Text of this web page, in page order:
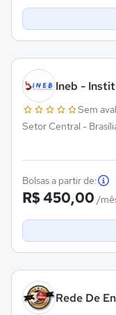
Ineb -
Sem
Setor Central -
Bolsas a partir de:
R$ 450,00 /
Rede De